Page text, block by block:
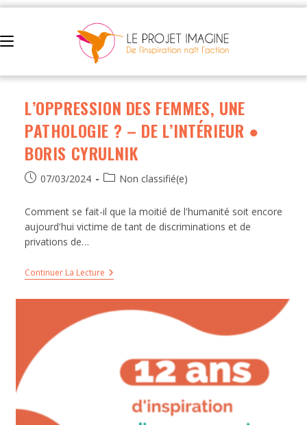
L’OPPRESSION DES FEMMES, UNE
PATHOLOGIE ? – DE L’INTÉRIEUR ●
BORIS CYRULNIK
07/03/2024 Non classifié(e)
Comment se fait-il que la moitié de l'humanité soit encore
aujourd'hui victime de tant de discriminations et de
privations de…
Continuer La Lecture